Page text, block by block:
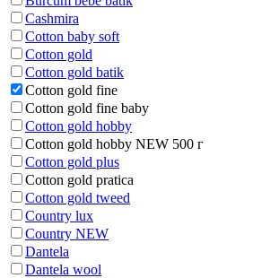
Cashmira
Cotton baby soft
Cotton gold
Cotton gold batik
Cotton gold fine
Cotton gold fine baby
Cotton gold hobby
Cotton gold hobby NEW 500 г
Cotton gold plus
Cotton gold pratica
Cotton gold tweed
Country lux
Country NEW
Dantela
Dantela wool